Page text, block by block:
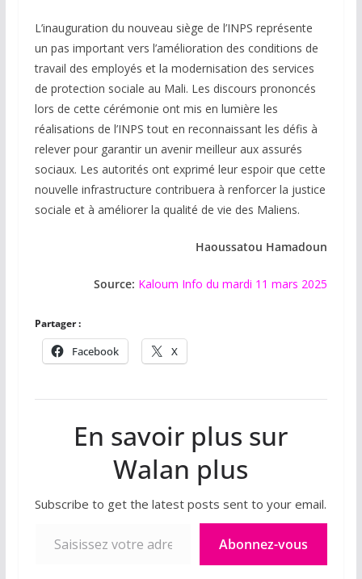
L’inauguration du nouveau siège de l’INPS représente
un pas important vers l’amélioration des conditions de
travail des employés et la modernisation des services
de protection sociale au Mali. Les discours prononcés
lors de cette cérémonie ont mis en lumière les
réalisations de l’INPS tout en reconnaissant les défis à
relever pour garantir un avenir meilleur aux assurés
sociaux. Les autorités ont exprimé leur espoir que cette
nouvelle infrastructure contribuera à renforcer la justice
sociale et à améliorer la qualité de vie des Maliens.
Haoussatou Hamadoun
Source: Kaloum Info du mardi 11 mars 2025
Partager :
Facebook X
En savoir plus sur
Walan plus
Subscribe to get the latest posts sent to your email.
Abonnez-vous